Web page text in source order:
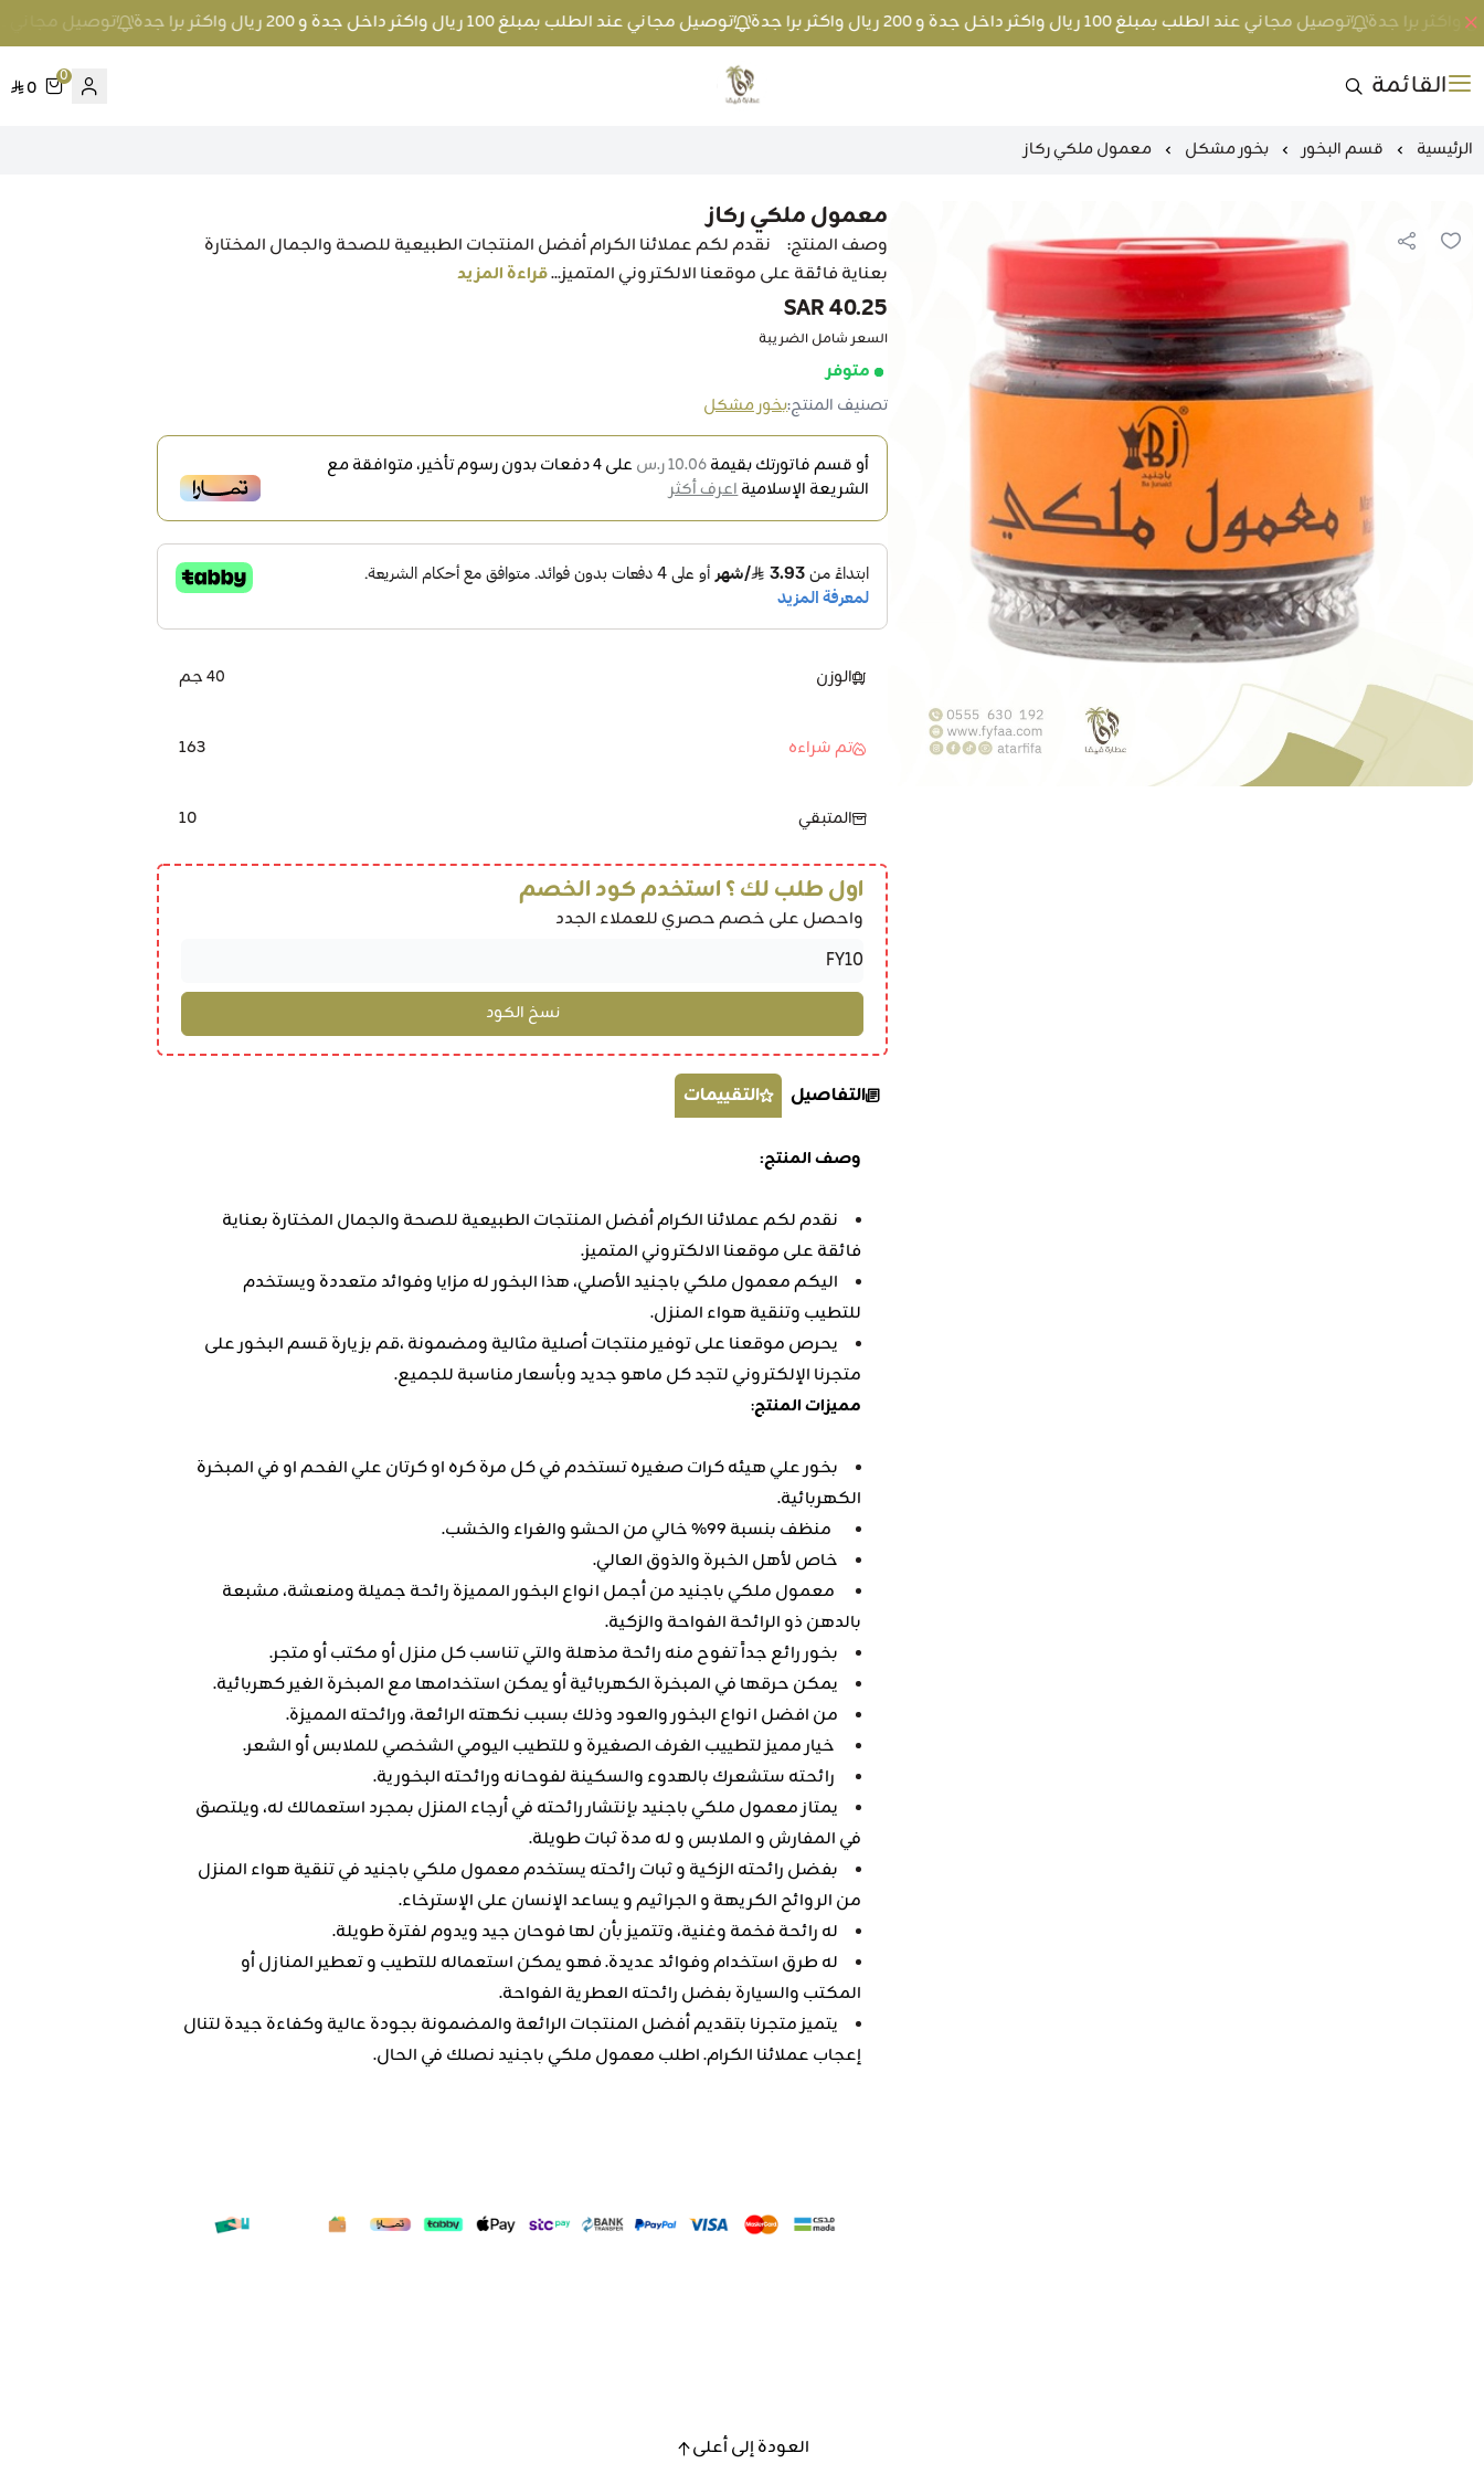
توصيل مجاني عند الطلب بمبلغ 100 ريال واكثر داخل جدة و 200 ريال واكثر برا جدة توصيل مجاني عند الطلب بمبلغ 100 ريال واكثر داخل جدة و 200 ريال واكثر برا جدة توصيل مجاني عند الطلب بمبلغ 100 ريال
القائمة متجر عطارة فيفا
0
0
الرئيسية قسم البخور بخور مشكل معمول ملكي ركاز
معمول ملكي ركاز
وصف المنتج: نقدم لكم عملائنا الكرام أفضل المنتجات الطبيعية للصحة والجمال المختارة
بعناية فائقة على موقعنا الالكتروني المتميز...قراءة المزيد
40.25 SAR
السعر شامل الضريبة
متوفر
تصنيف المنتج:بخور مشكل
أو قسم فاتورتك بقيمة10.06 ر.س على4دفعات بدون رسوم تأخير، متوافقة مع
الشريعة الإسلاميةاعرف أكثر
الوزن 40 جم
تم شراءه 163
المتبقي 10
اول طلب لك ؟ استخدم كود الخصم
واحصل على خصم حصري للعملاء الجدد
التفاصيل التقييمات
وصف المنتج:
نقدم لكم عملائنا الكرام أفضل المنتجات الطبيعية للصحة والجمال المختارة بعناية
فائقة على موقعنا الالكتروني المتميز.
اليكم معمول ملكي باجنيد الأصلي، هذا البخور له مزايا وفوائد متعددة ويستخدم
للتطيب وتنقية هواء المنزل.
يحرص موقعنا على توفير منتجات أصلية مثالية ومضمونة ،قم بزيارة قسم البخور على
متجرنا الإلكتروني لتجد كل ماهو جديد وبأسعار مناسبة للجميع.
مميزات المنتج:
بخور علي هيئه كرات صغيره تستخدم في كل مرة كره او كرتان علي الفحم او في المبخرة
الكهربائية.
منظف بنسبة 99% خالي من الحشو والغراء والخشب.
خاص لأهل الخبرة والذوق العالي.
معمول ملكي باجنيد من أجمل انواع البخور المميزة رائحة جميلة ومنعشة، مشبعة
بالدهن ذو الرائحة الفواحة والزكية.
بخور رائع جداً تفوح منه رائحة مذهلة والتي تناسب كل منزل أو مكتب أو متجر.
يمكن حرقها في المبخرة الكهربائية أو يمكن استخدامها مع المبخرة الغير كهربائية.
من افضل انواع البخور والعود وذلك بسبب نكهته الرائعة، ورائحته المميزة.
خيار مميز لتطييب الغرف الصغيرة و للتطيب اليومي الشخصي للملابس أو الشعر.
رائحته ستشعرك بالهدوء والسكينة لفوحانه ورائحته البخورية.
يمتاز معمول ملكي باجنيد بإنتشار رائحته في أرجاء المنزل بمجرد استعمالك له، ويلتصق
في المفارش و الملابس و له مدة ثبات طويلة.
بفضل رائحته الزكية و ثبات رائحته يستخدم معمول ملكي باجنيد في تنقية هواء المنزل
من الروائح الكريهة و الجراثيم و يساعد الإنسان على الإسترخاء.
له رائحة فخمة وغنية، وتتميز بأن لها فوحان جيد ويدوم لفترة طويلة.
له طرق استخدام وفوائد عديدة. فهو يمكن استعماله للتطيب و تعطير المنازل أو
المكتب والسيارة بفضل رائحته العطرية الفواحة.
يتميز متجرنا بتقديم أفضل المنتجات الرائعة والمضمونة بجودة عالية وكفاءة جيدة لتنال
إعجاب عملائنا الكرام. اطلب معمول ملكي باجنيد نصلك في الحال.
العودة إلى أعلى